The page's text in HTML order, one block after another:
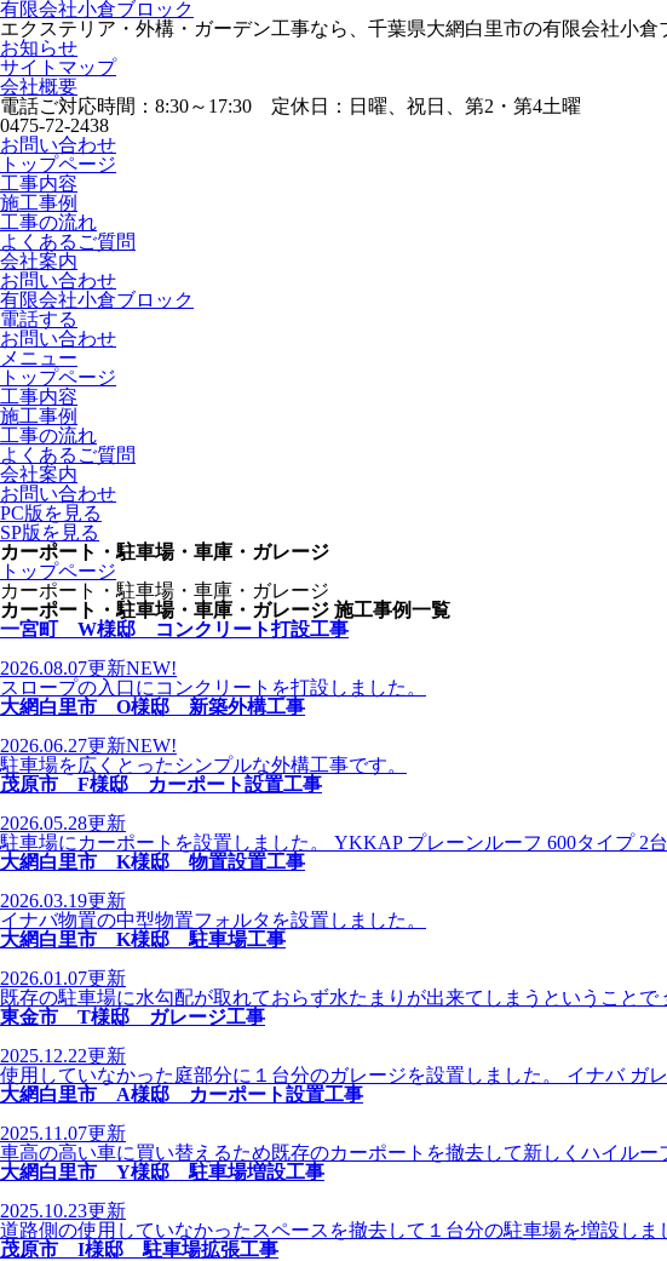
有限会社小倉ブロック
エクステリア・外構・ガーデン工事なら、千葉県大網白里市の有限会社小倉
お知らせ
サイトマップ
会社概要
電話ご対応時間：8:30～17:30 定休日：日曜、祝日、第2・第4土曜
0475-72-2438
お問い合わせ
トップページ
工事内容
施工事例
工事の流れ
よくあるご質問
会社案内
お問い合わせ
有限会社小倉ブロック
電話する
お問い合わせ
メニュー
トップページ
工事内容
施工事例
工事の流れ
よくあるご質問
会社案内
お問い合わせ
PC版を見る
SP版を見る
カーポート・駐車場・車庫・ガレージ
トップページ
カーポート・駐車場・車庫・ガレージ
カーポート・駐車場・車庫・ガレージ 施工事例一覧
一宮町 W様邸 コンクリート打設工事
2026.08.07更新NEW!
スロープの入口にコンクリートを打設しました。
大網白里市 O様邸 新築外構工事
2026.06.27更新NEW!
駐車場を広くとったシンプルな外構工事です。
茂原市 F様邸 カーポート設置工事
2026.05.28更新
駐車場にカーポートを設置しました。 YKKAP プレーンルーフ 600タイプ 2
大網白里市 K様邸 物置設置工事
2026.03.19更新
イナバ物置の中型物置フォルタを設置しました。
大網白里市 K様邸 駐車場工事
2026.01.07更新
既存の駐車場に水勾配が取れておらず水たまりが出来てしまうということ
東金市 T様邸 ガレージ工事
2025.12.22更新
使用していなかった庭部分に１台分のガレージを設置しました。 イナバ ガ
大網白里市 A様邸 カーポート設置工事
2025.11.07更新
車高の高い車に買い替えるため既存のカーポートを撤去して新しくハイルー
大網白里市 Y様邸 駐車場増設工事
2025.10.23更新
道路側の使用していなかったスペースを撤去して１台分の駐車場を増設しま
茂原市 I様邸 駐車場拡張工事